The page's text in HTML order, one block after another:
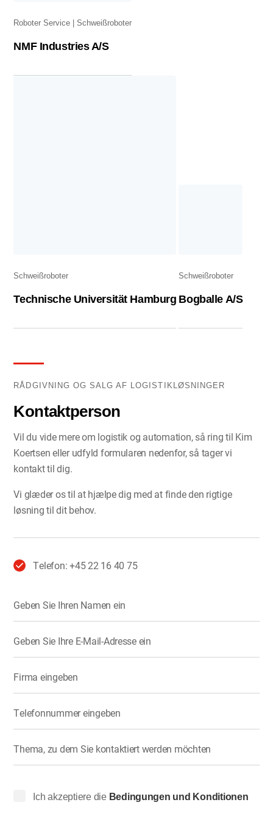
Roboter Service Schweißroboter
NMF Industries A/S
Schweißroboter
Technische Universität Hamburg
Schweißroboter
Bogballe A/S
RÅDGIVNING OG SALG AF LOGISTIKLØSNINGER
Kontaktperson
Vil du vide mere om logistik og automation, så ring til Kim
Koertsen eller udfyld formularen nedenfor, så tager vi
kontakt til dig.
Vi glæder os til at hjælpe dig med at finde den rigtige
løsning til dit behov.
Telefon: +45 22 16 40 75
Geben Sie Ihren Namen ein
Geben Sie Ihre E-Mail-Adresse ein
Firma eingeben
Telefonnummer eingeben
Thema, zu dem Sie kontaktiert werden möchten
Ich akzeptiere die Bedingungen und Konditionen